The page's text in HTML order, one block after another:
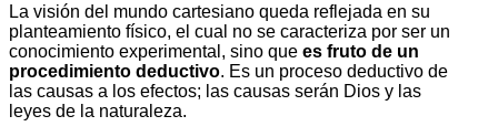
La visión del mundo cartesiano queda reflejada en su
planteamiento físico, el cual no se caracteriza por ser un
conocimiento experimental, sino que es fruto de un
procedimiento deductivo. Es un proceso deductivo de
las causas a los efectos; las causas serán Dios y las
leyes de la naturaleza.